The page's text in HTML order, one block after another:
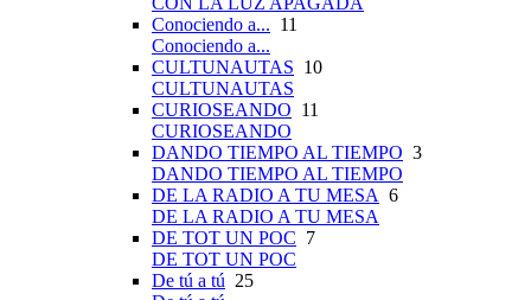
Conociendo a... 11
Conociendo a...
CULTUNAUTAS 10
CULTUNAUTAS
CURIOSEANDO 11
CURIOSEANDO
DANDO TIEMPO AL TIEMPO 3
DANDO TIEMPO AL TIEMPO
DE LA RADIO A TU MESA 6
DE LA RADIO A TU MESA
DE TOT UN POC 7
DE TOT UN POC
De tú a tú 25